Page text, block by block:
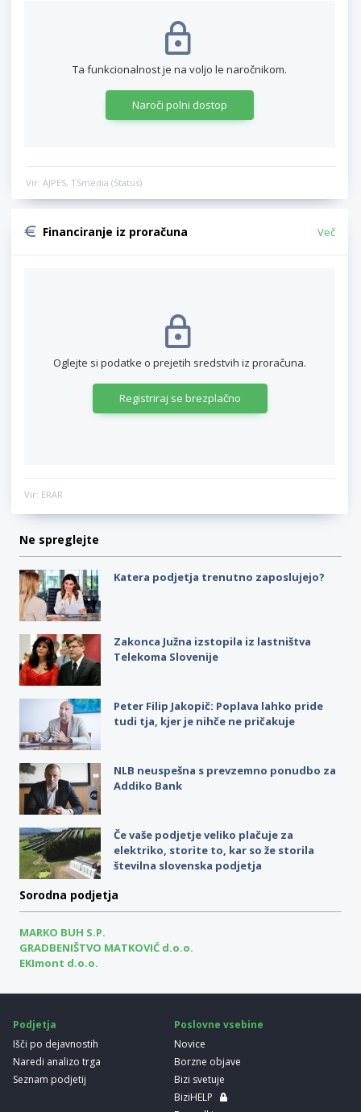
Ta funkcionalnost je na voljo le naročnikom.
Naroči polni dostop
Vir: AJPES, TSmedia (Status)
Financiranje iz proračuna Več
Oglejte si podatke o prejetih sredstvih iz proračuna.
Registriraj se brezplačno
Vir: ERAR
Ne spreglejte
Katera podjetja trenutno zaposlujejo?
Zakonca Južna izstopila iz lastništva
Telekoma Slovenije
Peter Filip Jakopič: Poplava lahko pride
tudi tja, kjer je nihče ne pričakuje
NLB neuspešna s prevzemno ponudbo za
Addiko Bank
Če vaše podjetje veliko plačuje za
elektriko, storite to, kar so že storila
številna slovenska podjetja
Sorodna podjetja
MARKO BUH S.P.
GRADBENIŠTVO MATKOVIĆ d.o.o.
EKImont d.o.o.
Podjetja
Išči po dejavnostih
Naredi analizo trga
Seznam podjetij
Poslovne vsebine
Novice
Borzne objave
Bizi svetuje
BiziHELP